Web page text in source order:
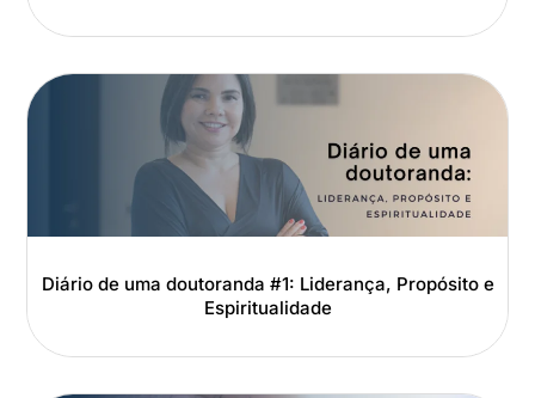
Diário de uma doutoranda #1: Liderança, Propósito e
Espiritualidade